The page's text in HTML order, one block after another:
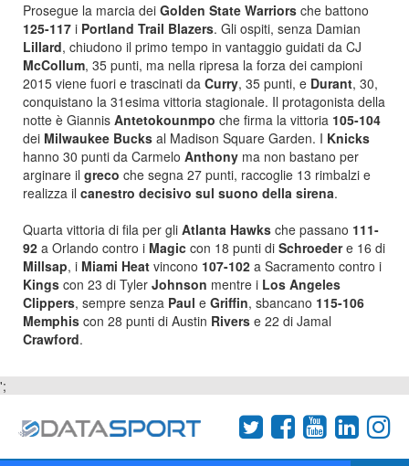
Prosegue la marcia dei Golden State Warriors che battono
125-117 i Portland Trail Blazers. Gli ospiti, senza Damian
Lillard, chiudono il primo tempo in vantaggio guidati da CJ
McCollum, 35 punti, ma nella ripresa la forza dei campioni
2015 viene fuori e trascinati da Curry, 35 punti, e Durant, 30,
conquistano la 31esima vittoria stagionale. Il protagonista della
notte è Giannis Antetokounmpo che firma la vittoria 105-104
dei Milwaukee Bucks al Madison Square Garden. I Knicks
hanno 30 punti da Carmelo Anthony ma non bastano per
arginare il greco che segna 27 punti, raccoglie 13 rimbalzi e
realizza il canestro decisivo sul suono della sirena.
Quarta vittoria di fila per gli Atlanta Hawks che passano 111-
92 a Orlando contro i Magic con 18 punti di Schroedere 16 di
Millsap, i Miami Heat vincono 107-102 a Sacramento contro i
Kings con 23 di Tyler Johnson mentre i Los Angeles
Clippers, sempre senza Paul e Griffin, sbancano 115-106
Memphis con 28 punti di Austin Rivers e 22 di Jamal
Crawford.
';